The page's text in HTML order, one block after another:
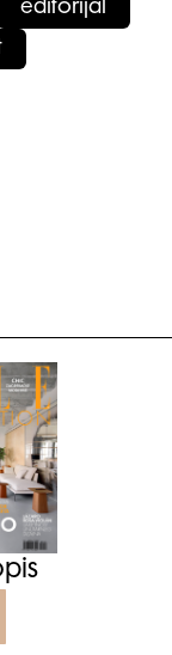
editorijal